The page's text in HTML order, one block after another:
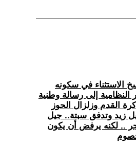
الاستثناء في سكونه
إلى رسالة وطنية
القدم وزلزال الحوز
زيد وتدفق سبتة.. جيل
.. لكنه يرفض أن يكون